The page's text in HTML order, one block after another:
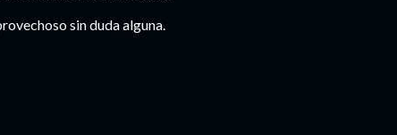
sin duda alguna.